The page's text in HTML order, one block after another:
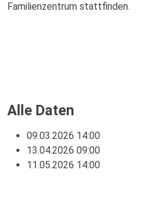
Familienzentrum stattfinden.
Alle Daten
09.03.2026 14:00
13.04.2026 09:00
11.05.2026 14:00